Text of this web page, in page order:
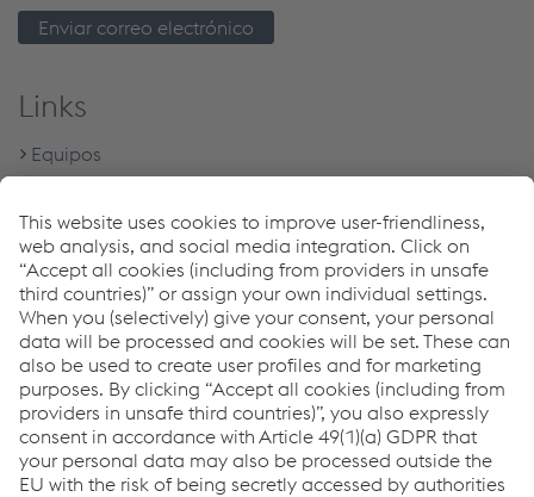
Enviar correo electrónico
Links
Equipos
Programa de garantía de 5 años de Böhler Welding
Búsqueda de distribuidores
Downloads
Inverter para soldadura por arcoPDF | 5,11 MB
URANOS NX - Brochure PDF | 16,69 MB